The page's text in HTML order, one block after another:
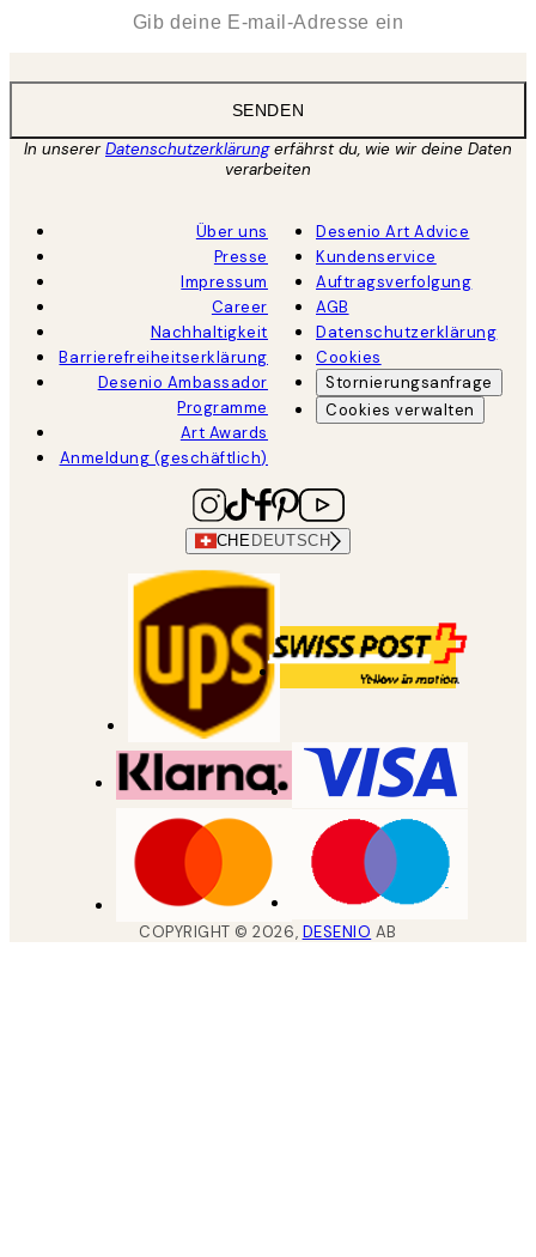
SENDEN
In unsererDatenschutzerklärungerfährst du, wie wir deine Daten
verarbeiten
Über uns
Presse
Impressum
Career
Nachhaltigkeit
Barrierefreiheitserklärung
Desenio Ambassador
Programme
Art Awards
Anmeldung (geschäftlich)
Desenio Art Advice
Kundenservice
Auftragsverfolgung
AGB
Datenschutzerklärung
Cookies
Stornierungsanfrage
Cookies verwalten
CHE DEUTSCH
COPYRIGHT ©2026, DESENIO AB